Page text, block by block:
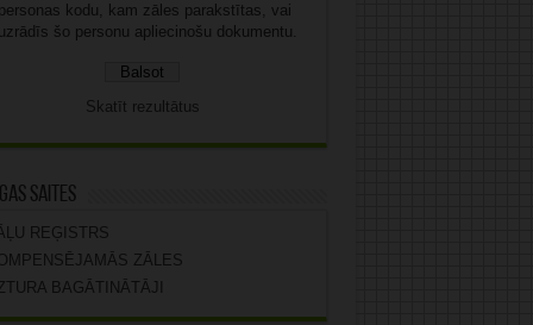
kodu, kam zāles parakstītas, vai
šo personu apliecinošu dokumentu.
Skatīt rezultātus
saites
REĢISTRS
ZĀLES
BAGĀTINĀTĀJI